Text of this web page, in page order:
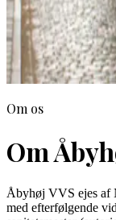
Om os
Om
Åbyhøj VVS ejes af
med efterfølgende